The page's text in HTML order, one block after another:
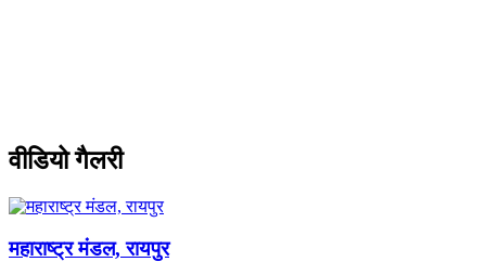
वीडियो गैलरी
महाराष्ट्र मंडल, रायपुर